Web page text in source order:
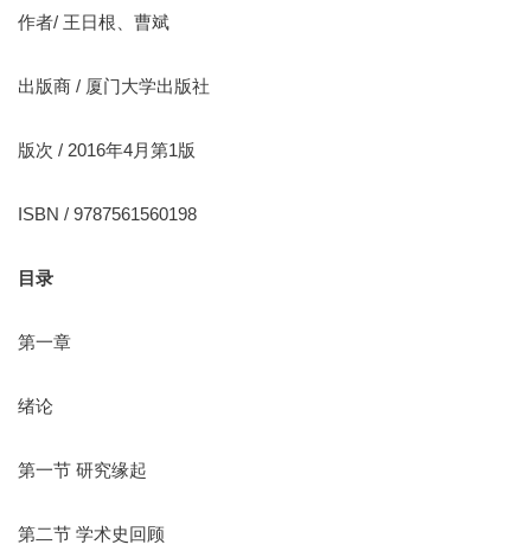
作者/ 王日根、曹斌
出版商 / 厦门大学出版社
版次 / 2016年4月第1版
ISBN / 9787561560198
目录
第一章
绪论
第一节 研究缘起
第二节 学术史回顾